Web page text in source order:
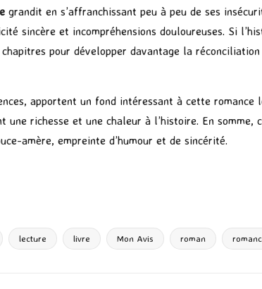
grandit en s’affranchissant peu à peu de ses
sincère et incompréhensions douloureuses. Si
pour développer davantage la
apportent un fond intéressant à cette
richesse et une chaleur à l’histoire. En
amère, empreinte d’humour et de sincérité.
lecture livre Mon Avis roman